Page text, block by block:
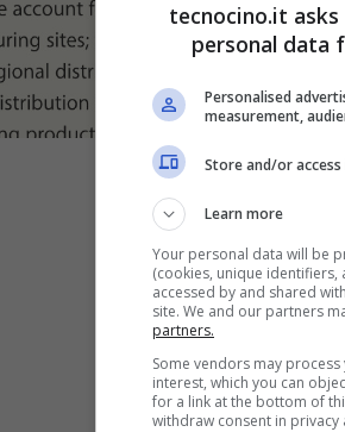
tecnocino.it
personal data
Personalised
measurement,
Store and/or
Learn more
Your personal data will be
(cookies, unique
accessed by and shared
site. We and our partners
partners.
Some vendors may
interest, which you can
for a link at the bottom of
withdraw consent in privacy